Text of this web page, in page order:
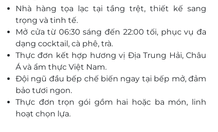
Nhà hàng tọa lạc tại tầng trệt, thiết kế sang
trọng và tinh tế.
Mở cửa từ 06:30 sáng đến 22:00 tối, phục vụ đa
dạng cocktail, cà phê, trà.
Thực đơn kết hợp hương vị Địa Trung Hải, Châu
Á và ẩm thực Việt Nam.
Đội ngũ đầu bếp chế biến ngay tại bếp mở, đảm
bảo tươi ngon.
Thực đơn trọn gói gồm hai hoặc ba món, linh
hoạt chọn lựa.